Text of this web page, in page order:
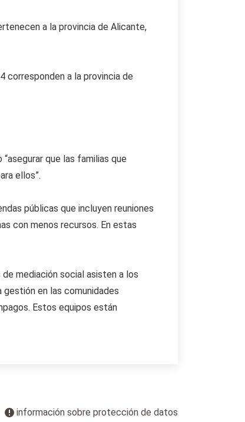
a la provincia de Alicante,
corresponden a la provincia de
que las familias que
ellos”.
públicas que incluyen reuniones
con menos recursos. En estas
mediación social asisten a los
en las comunidades
Estos equipos están
información sobre protección de datos